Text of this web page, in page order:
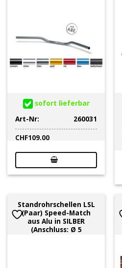
sofort lieferbar
Art-Nr:
260031
CHF109.00
Standrohrschellen LSL
(Paar) Speed-Match
aus Alu in SILBER
(Anschluss: Ø 5